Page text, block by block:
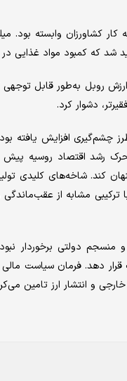
کشاورزان وابسته بود.
شد که کمبود مواد غذایی در
رسیده بود، ارزش روبل
دشوار کرد.
به طرز چشم‌گیری افزایش
رشد اقتصاد روسیه
کند. شاخه‌های کلیدی
با ترکیبی مشابه از
دولتی برخوردار
قرار دهد. فرمان سیاست
تا سال۱۹۱۶، پیامدهای تورمی جنگ بر